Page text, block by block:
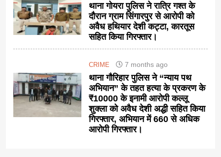
थाना गोयरा पुलिस ने रात्रि गश्त के
दौरान ग्राम सिंगारपुर से आरोपी को
अवैध हथियार देशी कट्टा, कारतूस
सहित किया गिरफ्तार।
CRIME 7 months ago
थाना गौरिहार पुलिस ने “न्याय पथ
अभियान” के तहत हत्या के प्रकरण के
₹10000 के इनामी आरोपी कल्लू
शुक्ला को अवैध देशी अद्धी सहित किया
गिरफ्तार, अभियान में 660 से अधिक
आरोपी गिरफ्तार।